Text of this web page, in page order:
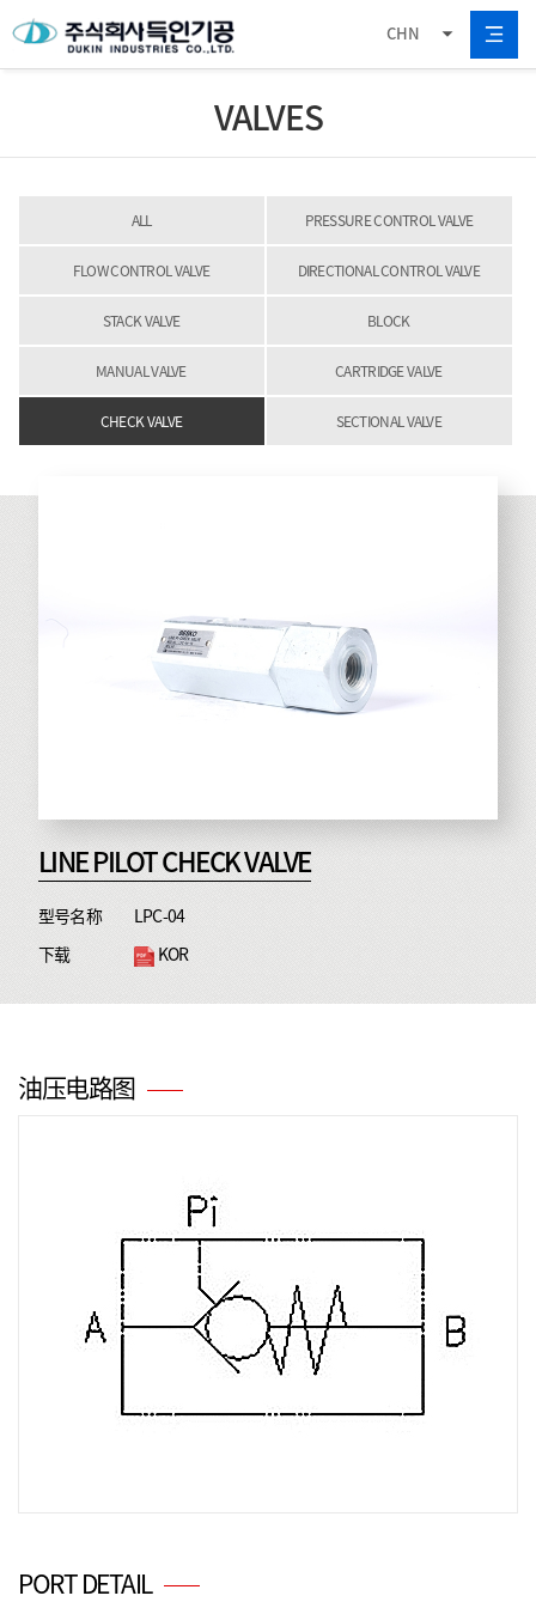
CHN
VALVES
ALL PRESSURE CONTROL VALVE
FLOW CONTROL VALVE DIRECTIONAL CONTROL VALVE
STACK VALVE BLOCK
MANUAL VALVE CARTRIDGE VALVE
CHECK VALVE SECTIONAL VALVE
LINE PILOT CHECK VALVE
型号名称
LPC-04
下载
KOR
油压电路图
PORT DETAIL